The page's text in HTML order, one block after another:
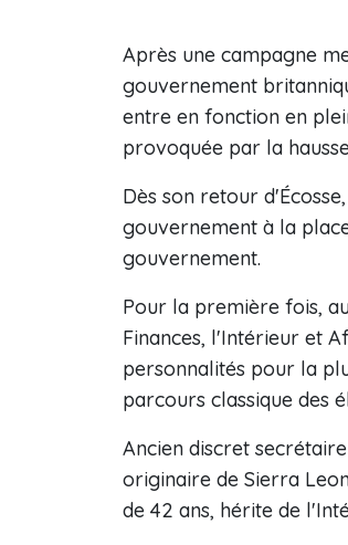
Après une campagne
gouvernement
entre en fonction en
provoquée par la
Dès son retour
gouvernement à la
gouvernement.
Pour la première fois,
Finances, l'Intérieur et
personnalités pour la
parcours classique des
Ancien discret
originaire de Sierra
de 42 ans, hérite de